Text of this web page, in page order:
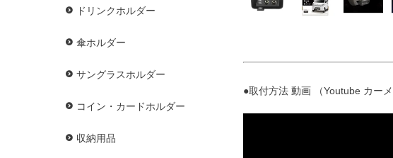
ドリンクホルダー
傘ホルダー
サングラスホルダー
コイン・カードホルダー
収納用品
●取付方法 動画 （Youtube カー